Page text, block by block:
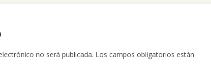
no será publicada. Los campos obligatorios están